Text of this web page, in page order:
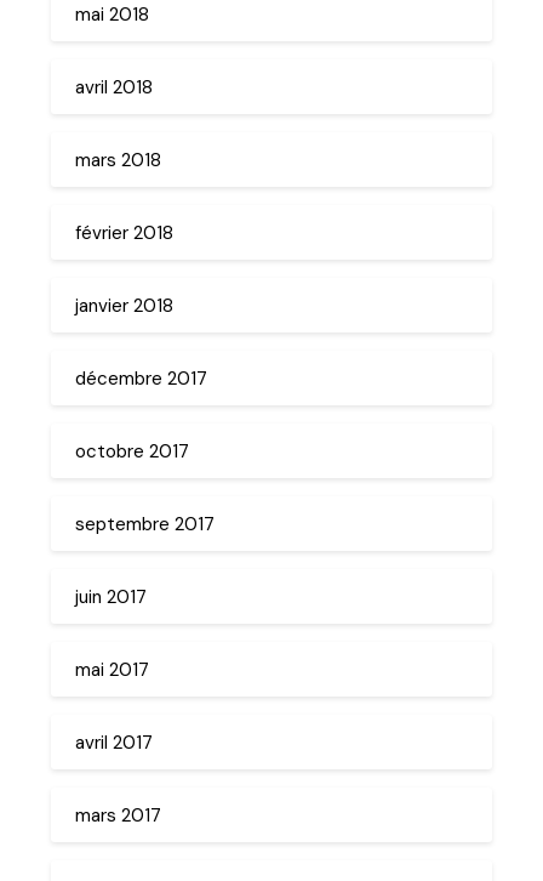
mai 2018
avril 2018
mars 2018
février 2018
janvier 2018
décembre 2017
octobre 2017
septembre 2017
juin 2017
mai 2017
avril 2017
mars 2017